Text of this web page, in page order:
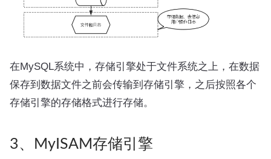
在MySQL系统中，存储引擎处于文件系统之上，在数据
保存到数据文件之前会传输到存储引擎，之后按照各个
存储引擎的存储格式进行存储。
3、MyISAM存储引擎